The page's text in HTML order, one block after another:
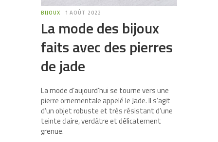
BIJOUX 1 AOÛT 2022
La mode des bijoux
faits avec des pierres
de jade
La mode d’aujourd’hui se tourne vers une
pierre ornementale appelé le Jade. Il s’agit
d’un objet robuste et très résistant d’une
teinte claire, verdâtre et délicatement
grenue.